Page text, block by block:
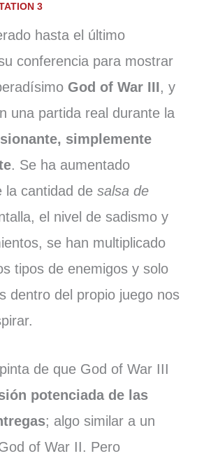
3
hasta el último
conferencia para mostrar
God of War III, y
una partida real durante la
simplemente
. Se ha aumentado
la cantidad de salsa de
el nivel de sadismo y
se han multiplicado
tipos de enemigos y solo
dentro del propio juego nos
de que God of War III
potenciada de las
; algo similar a un
of War II. Pero